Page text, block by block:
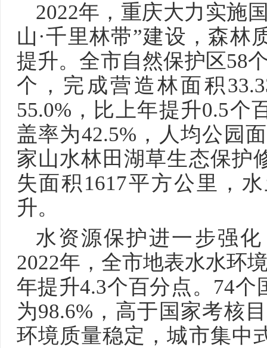
2022年，重庆大力实施
山·千里林带”建设，森林
提升。全市自然保护区58
个，完成营造林面积
55.0%，比上年提升0.5个
盖率为42.5%，人均公园
家山水林田湖草生态保护
失面积1617平方公里，
升。
水资源保护进一步强
2022年，全市地表水水环
年提升4.3个百分点。74
为98.6%，高于国家考核
环境质量稳定，城市集中